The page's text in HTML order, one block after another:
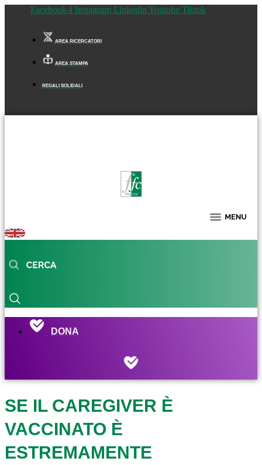
Facebook-f Instagram Linkedin Youtube Tiktok
AREA RICERCATORI
AREA STAMPA
REGALI SOLIDALI
DONA
SE IL CAREGIVER È
VACCINATO È
ESTREMAMENTE